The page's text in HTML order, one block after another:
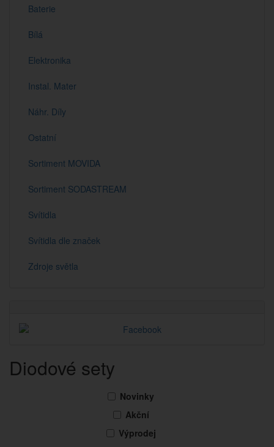
Baterie
Bílá
Elektronika
Instal. Mater
Náhr. Díly
Ostatní
Sortiment MOVIDA
Sortiment SODASTREAM
Svítidla
Svítidla dle značek
Zdroje světla
Diodové sety
Novinky
Akční
Výprodej